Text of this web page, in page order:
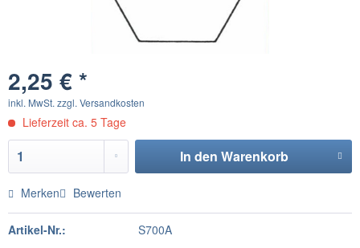
2,25 € *
inkl. MwSt. zzgl. Versandkosten
Lieferzeit ca. 5 Tage
In den Warenkorb
Merken Bewerten
Artikel-Nr.: S700A